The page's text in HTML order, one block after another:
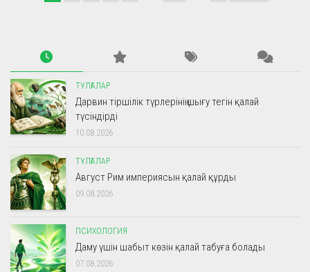
ТҰЛҒАЛАР
Дарвин тіршілік түрлерінің шығу тегін қалай
түсіндірді
10.08.2026
ТҰЛҒАЛАР
Август Рим империясын қалай құрды
09.08.2026
ПСИХОЛОГИЯ
Даму үшін шабыт көзін қалай табуға болады
07.08.2026